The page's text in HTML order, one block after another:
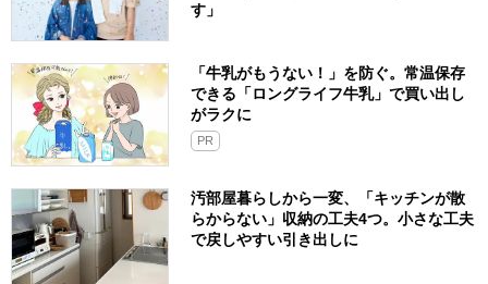
す」
「牛乳がもうない！」を防ぐ。常温保存
できる「ロングライフ牛乳」で買い出し
がラクに
PR
汚部屋暮らしから一変、「キッチンが散
らからない」収納の工夫4つ。小さな工夫
で戻しやすい引き出しに